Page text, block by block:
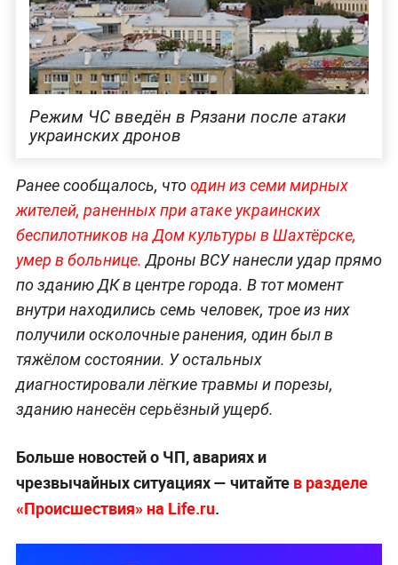
Режим ЧС введён в Рязани после атаки
украинских дронов
Ранее сообщалось, чтоодин из семи мирных
жителей, раненных при атаке украинских
беспилотников на Дом культуры в Шахтёрске,
умер в больнице. Дроны ВСУ нанесли удар прямо
по зданию ДК в центре города. В тот момент
внутри находились семь человек, трое из них
получили осколочные ранения, один был в
тяжёлом состоянии. У остальных
диагностировали лёгкие травмы и порезы,
зданию нанесён серьёзный ущерб.
Больше новостей о ЧП, авариях и
чрезвычайных ситуациях — читайте в разделе
«Происшествия» на Life.ru.